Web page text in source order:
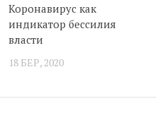
Коронавирус как
индикатор бессилия
власти
18 БЕР, 2020